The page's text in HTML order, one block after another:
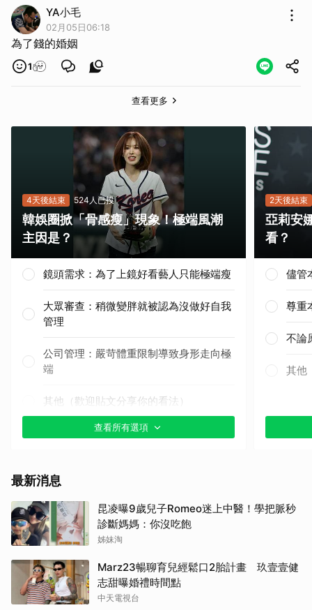
YA小毛
02月05日06:18
為了錢的婚姻
1
查看更多
4天後結束 524人已投
韓娛圈掀「骨感瘦」現象！極端風潮
主因是？
鏡頭需求：為了上鏡好看藝人只能極端瘦
大眾審查：稍微變胖就被認為沒做好自我
管理
公司管理：嚴苛體重限制導致身形走向極
端
其他（歡迎貼文分享你的看法）
查看所有選項
2天後結束
亞莉安
看？
儘管
尊重
不論
其他
最新消息
昆凌曝9歲兒子Romeo迷上中醫！學把脈秒
診斷媽媽：你沒吃飽
姊妹淘
Marz23暢聊育兒經鬆口2胎計畫 玖壹壹健
志甜曝婚禮時間點
中天電視台
取消